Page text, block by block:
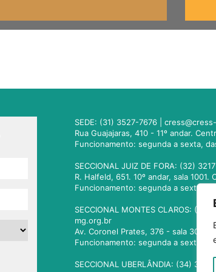
SEDE: (31) 3527-7676 |
Rua Guajajaras, 410 - 11º andar.
Funcionamento: segunda a sexta,
SECCIONAL JUIZ DE FORA: (32)
R. Halfeld, 651. 10º andar, sala
Funcionamento: segunda a sexta,
SECCIONAL MONTES CLAROS:
mg.org.br
Av. Coronel Prates, 376 - sala 301.
Funcionamento: segunda a sexta,
SECCIONAL UBERLÂNDIA: (34)